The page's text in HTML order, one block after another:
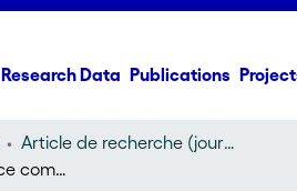
Research Data Publications
Article de recherche (journal article)
La vidéosurveillance comme mécanisme de production disciplinaire de l’espace public. Une analyse empirique et théorique: l’exemple de la ville de Genève